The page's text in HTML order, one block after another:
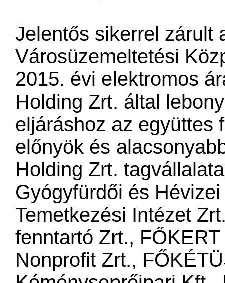
Jelentős sikerrel zárult
Városüzemeltetési
2015. évi elektromos
Holding Zrt. által
eljáráshoz az együttes
előnyök és
Holding Zrt.
Gyógyfürdői és
Temetkezési Intézet
fenntartó Zrt.,
Nonprofit Zrt.,